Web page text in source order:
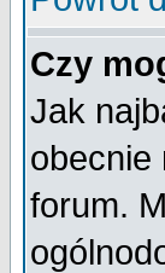
Czy
Jak
obecnie
forum.